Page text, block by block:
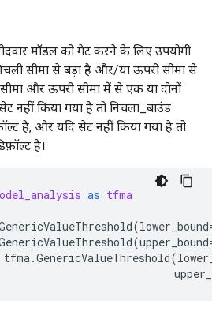
मॉडल को गेट करने के लिए उपयोगी
सीमा से बड़ा है और/या ऊपरी सीमा से
सीमा और ऊपरी सीमा में से एक या दोनों
नहीं किया गया है तो निचला_बाउंड
है, और यदि सेट नहीं किया गया है तो
है।
as tfma
(lower_bound
(upper_bound
tfma.GenericValueThreshold(